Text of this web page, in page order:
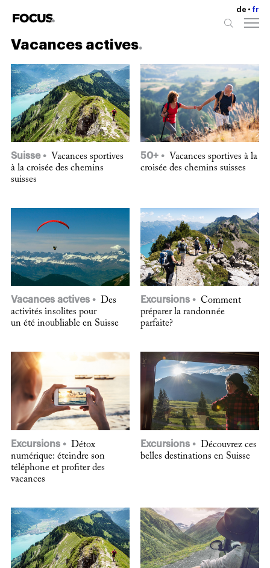
de fr
Vacances actives
Suisse
Vacances sportives
à la croisée des chemins
suisses
50+
Vacances sportives à la
croisée des chemins suisses
Vacances actives
Des
activités insolites pour
un été inoubliable en Suisse
Excursions
Comment
préparer la randonnée
parfaite?
Excursions
Détox
numérique: éteindre son
téléphone et profiter des
vacances
Excursions
Découvrez ces
belles destinations en Suisse